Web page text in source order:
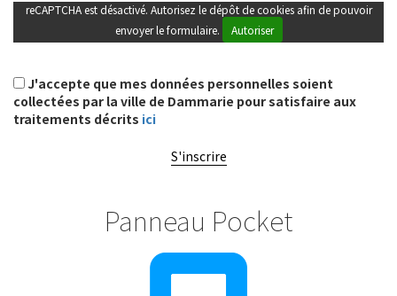
reCAPTCHA est désactivé. Autorisez le dépôt de cookies afin de pouvoir
envoyer le formulaire.
Autoriser
J'accepte que mes données personnelles soient
collectées par la ville de Dammarie pour satisfaire aux
traitements décrits ici
S'inscrire
Panneau Pocket